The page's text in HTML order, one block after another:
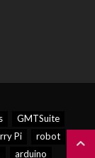
GMTSuite
Pi
robot
arduino